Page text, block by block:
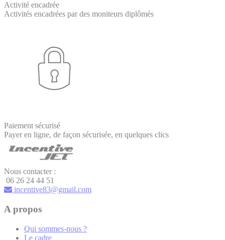
Activité encadrée
Activités encadrées par des moniteurs diplômés
Paiement sécurisé
Payer en ligne, de façon sécurisée, en quelques clics
Nous contacter :
06 26 24 44 51
incentive83@gmail.com
A propos
Qui sommes-nous ?
Le cadre